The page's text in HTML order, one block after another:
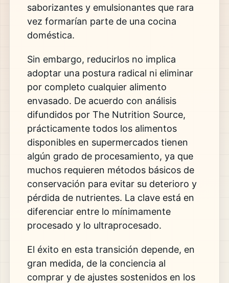
saborizantes y emulsionantes que rara
vez formarían parte de una cocina
doméstica.
Sin embargo, reducirlos no implica
adoptar una postura radical ni eliminar
por completo cualquier alimento
envasado. De acuerdo con análisis
difundidos por The Nutrition Source,
prácticamente todos los alimentos
disponibles en supermercados tienen
algún grado de procesamiento, ya que
muchos requieren métodos básicos de
conservación para evitar su deterioro y
pérdida de nutrientes. La clave está en
diferenciar entre lo mínimamente
procesado y lo ultraprocesado.
El éxito en esta transición depende, en
gran medida, de la conciencia al
comprar y de ajustes sostenidos en los